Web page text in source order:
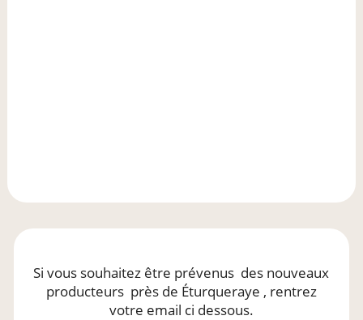
Si vous souhaitez être prévenus des nouveaux
producteurs près de Éturqueraye , rentrez
votre email ci dessous.